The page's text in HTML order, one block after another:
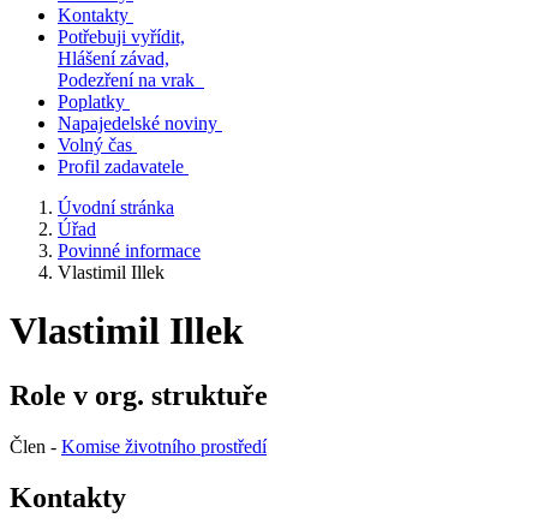
Kontakty
Potřebuji vyřídit,
Hlášení závad,
Podezření na vrak
Poplatky
Napajedelské noviny
Volný čas
Profil zadavatele
Úvodní stránka
Úřad
Povinné informace
Vlastimil Illek
Vlastimil Illek
Role v org. struktuře
Člen - Komise životního prostředí
Kontakty